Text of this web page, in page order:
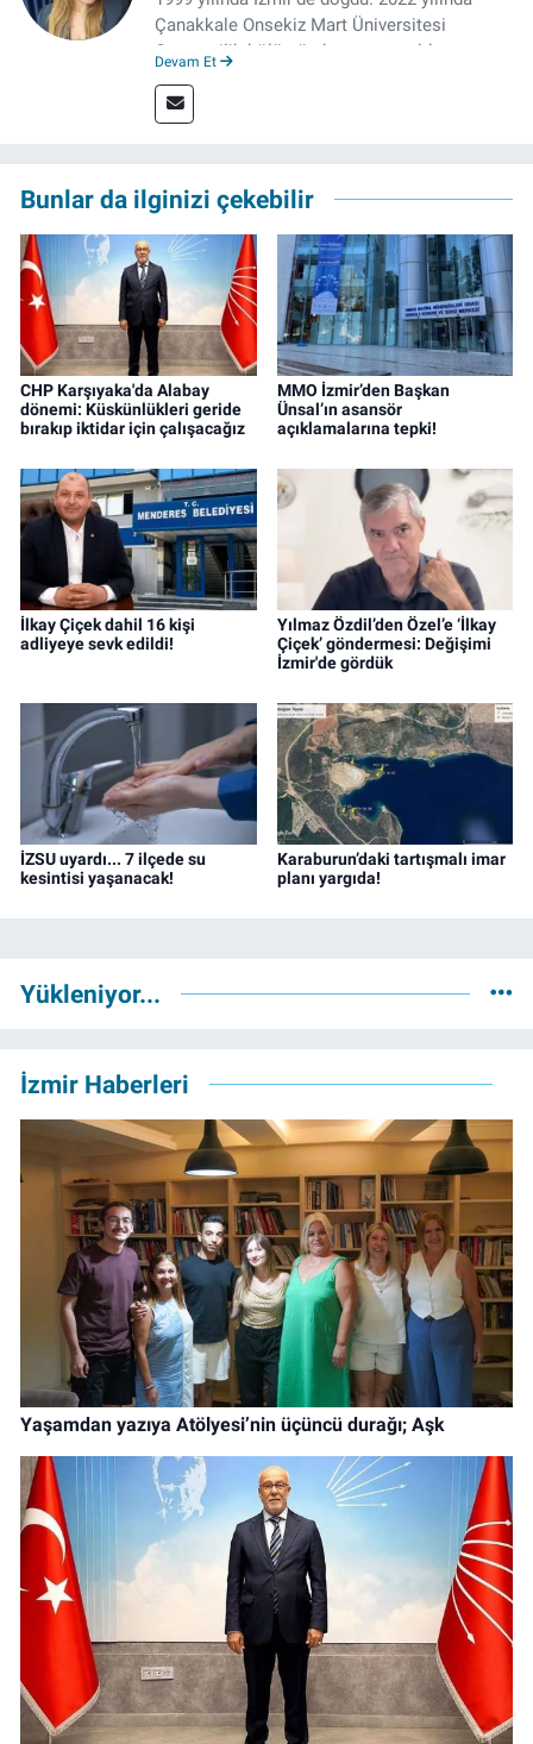
Çanakkale Onsekiz Mart Üniversitesi
Gazetecilik bölümünden mezun oldu.
Yüksek Lisansına devam eden gazeteci, 2022
yılında İzmir’de mesleğe başladı. Meslek
hayatına ise izgazete.net’te haber editörü
olarak devam ediyor.
Devam Et
Bunlar da ilginizi çekebilir
CHP Karşıyaka'da Alabay
dönemi: Küskünlükleri geride
bırakıp iktidar için çalışacağız
MMO İzmir’den Başkan
Ünsal’ın asansör
açıklamalarına tepki!
İlkay Çiçek dahil 16 kişi
adliyeye sevk edildi!
Yılmaz Özdil’den Özel’e ‘İlkay
Çiçek’ göndermesi: Değişimi
İzmir'de gördük
İZSU uyardı... 7 ilçede su
kesintisi yaşanacak!
Karaburun’daki tartışmalı imar
planı yargıda!
Yükleniyor...
İzmir Haberleri
Yaşamdan yazıya Atölyesi’nin üçüncü durağı; Aşk